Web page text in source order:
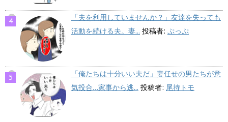
「夫を利用していませんか？」友達を失っても
活動を続ける夫。妻... 投稿者: ぷっぷ
「俺たちは十分いい夫だ」妻任せの男たちが意
気投合…家事から逃... 投稿者: 尾持トモ